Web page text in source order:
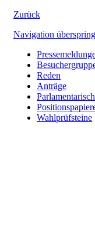
Zurück
Navigation
Reden
Anträge
Wahlprüfsteine